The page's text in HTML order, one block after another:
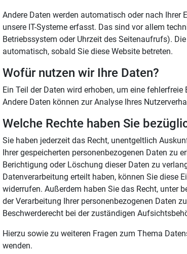
Andere Daten werden automatisch oder nach Ihrer
unsere IT-Systeme erfasst. Das sind vor allem
Betriebssystem oder Uhrzeit des Seitenaufrufs).
automatisch, sobald Sie diese Website betreten.
Wofür nutzen wir Ihre Daten?
Ein Teil der Daten wird erhoben, um eine
Andere Daten können zur Analyse Ihres
Welche Rechte haben Sie
Sie haben jederzeit das Recht, unentgeltlich
Ihrer gespeicherten personenbezogenen Daten zu
Berichtigung oder Löschung dieser Daten zu
Datenverarbeitung erteilt haben, können Sie diese
widerrufen. Außerdem haben Sie das Recht, unter
der Verarbeitung Ihrer personenbezogenen Daten
Beschwerderecht bei der zuständigen
Hierzu sowie zu weiteren Fragen zum Thema
wenden.